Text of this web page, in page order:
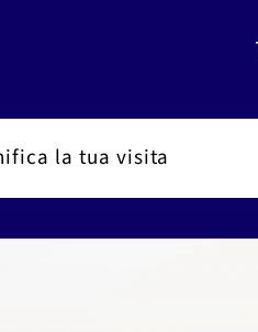
la tua visita